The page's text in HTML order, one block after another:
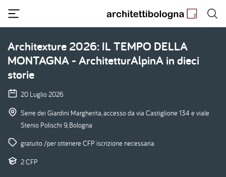
contenuto
principale
Architexture 2026: IL TEMPO DELLA
MONTAGNA - ArchitetturAlpinA in dieci
storie
20 Luglio 2026
Serre dei Giardini Margherita, accesso da via Castiglione 134 e viale
Stenio Polischi 9, Bologna
gratuito /per ottenere CFP iscrizione necessaria
2 CFP